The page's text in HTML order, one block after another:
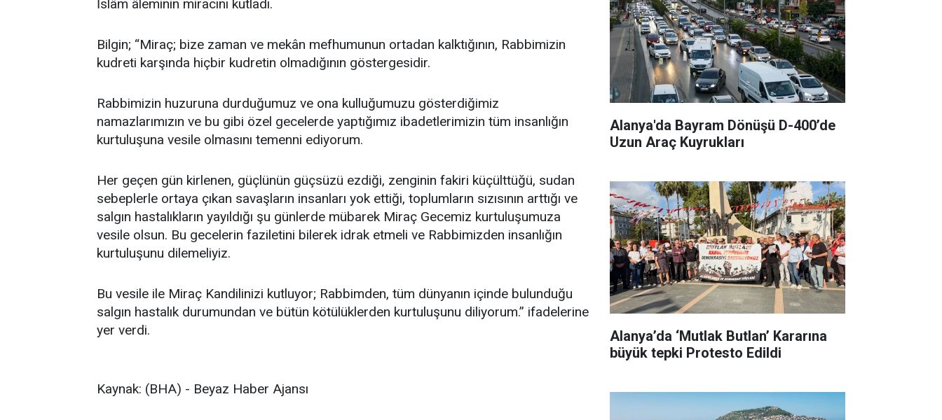
İslâm âleminin miracını kutladı.
Bilgin; “Miraç; bize zaman ve mekân mefhumunun ortadan kalktığının, Rabbimizin
kudreti karşında hiçbir kudretin olmadığının göstergesidir.
Rabbimizin huzuruna durduğumuz ve ona kulluğumuzu gösterdiğimiz
namazlarımızın ve bu gibi özel gecelerde yaptığımız ibadetlerimizin tüm insanlığın
kurtuluşuna vesile olmasını temenni ediyorum.
Her geçen gün kirlenen, güçlünün güçsüzü ezdiği, zenginin fakiri küçülttüğü, sudan
sebeplerle ortaya çıkan savaşların insanları yok ettiği, toplumların sızısının arttığı ve
salgın hastalıkların yayıldığı şu günlerde mübarek Miraç Gecemiz kurtuluşumuza
vesile olsun. Bu gecelerin faziletini bilerek idrak etmeli ve Rabbimizden insanlığın
kurtuluşunu dilemeliyiz.
Bu vesile ile Miraç Kandilinizi kutluyor; Rabbimden, tüm dünyanın içinde bulunduğu
salgın hastalık durumundan ve bütün kötülüklerden kurtuluşunu diliyorum.” ifadelerine
yer verdi.
Kaynak: (BHA) - Beyaz Haber Ajansı
Alanya'da Bayram Dönüşü D-400’de
Uzun Araç Kuyrukları
Alanya’da ‘Mutlak Butlan’ Kararına
büyük tepki Protesto Edildi